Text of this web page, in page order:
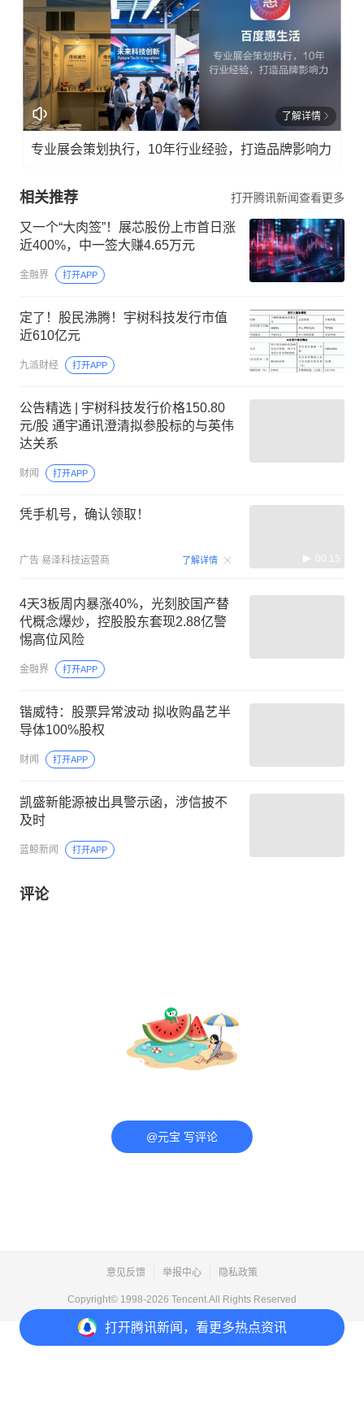
打开腾讯新闻，看更多热点资讯
了解详情
专业展会策划执行，10年行业经验，打造品牌影响力
相关推荐 打开腾讯新闻查看更多
又一个“大肉签”！展芯股份上市首日涨
近400%，中一签大赚4.65万元
金融界 打开APP
定了！股民沸腾！宇树科技发行市值
近610亿元
九派财经 打开APP
公告精选 | 宇树科技发行价格150.80
元/股 通宇通讯澄清拟参股标的与英伟
达关系
财闻 打开APP
凭手机号，确认领取！
广告 易泽科技运营商 了解详情 00:15
4天3板周内暴涨40%，光刻胶国产替
代概念爆炒，控股股东套现2.88亿警
惕高位风险
金融界 打开APP
锴威特：股票异常波动 拟收购晶艺半
导体100%股权
财闻 打开APP
凯盛新能源被出具警示函，涉信披不
及时
蓝鲸新闻 打开APP
评论
@元宝 写评论
意见反馈 举报中心 隐私政策
Copyright© 1998-2026 Tencent.All Rights Reserved